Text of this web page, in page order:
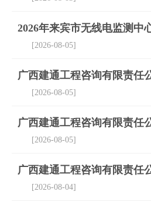
2026年来宾市无线电监测中
[2026-08-05]
广西建通工程咨询有限责任
[2026-08-05]
广西建通工程咨询有限责任
[2026-08-05]
广西建通工程咨询有限责任
[2026-08-04]